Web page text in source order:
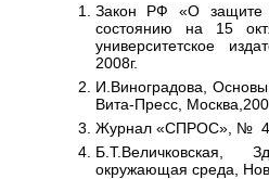
Закон РФ «О защите
состоянию на 15
университетское
2008г.
И.Виноградова, Основы
Вита-Пресс,
Журнал «СПРОС», №
Б.Т.Величковская,
окружающая среда,